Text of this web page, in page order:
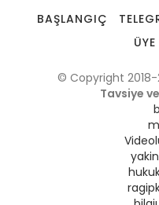
BAŞLANGIÇ
© Copyright 2018-
Tavsiye